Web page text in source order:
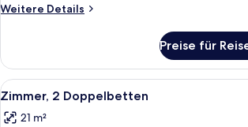
anzeigen
Weitere Details
Weitere
Zimmer,
1 King-
Bett,
Preise für
Alle
Fotos
Ein
6
Zimmer, 2 Doppelbetten
21 m²